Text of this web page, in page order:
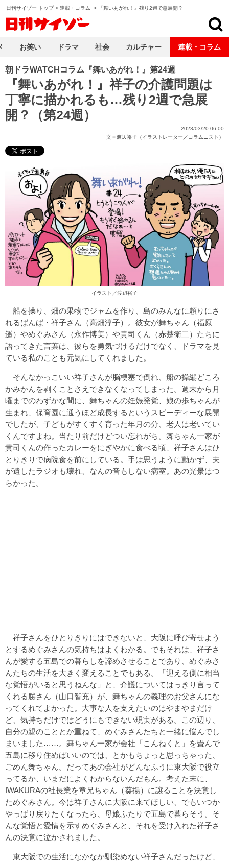
日刊サイゾー トップ> 連載・コラム > 『舞いあがれ！』残り2週で急展開？
朝ドラWATCHコラム『舞いあがれ！』第24週
『舞いあがれ！』祥子の介護問題は
丁寧に描かれるも…残り2週で急展
開？（第24週）
2023/03/20 06:00
文＝渡辺裕子（イラストレーター／コラムニスト）
イラスト／渡辺裕子
船を操り、畑の果物でジャムを作り、島のみんなに頼りにさ
れるばんば・祥子さん（高畑淳子）。彼女が舞ちゃん（福原
遥）やめぐみさん（永作博美）や貴司くん（赤楚衛二）たちに
語ってきた言葉は、彼らを勇気づけるだけでなく、ドラマを見
ている私のことも元気にしてくれました。
そんなかっこいい祥子さんが脳梗塞で倒れ、船の操縦どころ
かみかんを剥くことさえできなくなってしまった。週末から月
曜までのわずかな間に、舞ちゃんの妊娠発覚、娘の歩ちゃんが
生まれ、保育園に通うほど成長するというスピーディーな展開
でしたが、子どもがすくすく育った年月の分、老人は老いてい
くんですよね。当たり前だけどつい忘れがち。舞ちゃん一家が
貴司くんの作ったカレーをにぎやかに食べる頃、祥子さんはひ
とりきりで病院食を前にしている。手は思うように動かず、夫
が遺したラジオも壊れ、なんの音もしない病室。あの光景はつ
らかった。
祥子さんをひとりきりにはできないと、大阪に呼び寄せよう
とするめぐみさんの気持ちはよくわかる。でもそれは、祥子さ
んが愛する五島での暮らしを諦めさせることであり、めぐみさ
んたちの生活を大きく変えることでもある。「迎える側に相当
な覚悟がいると思うねんな」と、介護についてはっきり言って
くれる勝さん（山口智充）が、舞ちゃんの義理のお父さんにな
ってくれてよかった。大事な人を支えたいのはやまやまだけ
ど、気持ちだけではどうにもできない現実がある。この辺り、
自分の親のこととか重ねて、めぐみさんたちと一緒に悩んでし
まいました……。舞ちゃん一家が会社「こんねくと」を畳んで
五島に移り住めばいいのでは、とかもちょっと思っちゃった、
ごめん舞ちゃん。だってあの会社がどんなふうに東大阪で役立
ってるか、いまだによくわからないんだもん。考えた末に、
IWAKURAの社長業を章兄ちゃん（葵揚）に譲ることを決意し
ためぐみさん。今は祥子さんに大阪に来てほしい、でもいつか
やっぱり戻りたくなったら、母娘ふたりで五島で暮らそう。そ
んな覚悟と愛情を示すめぐみさんと、それを受け入れた祥子さ
んの決意に泣かされました。
東大阪での生活になかなか馴染めない祥子さんだったけど、
お笑い ドラマ 社会 カルチャー 連載・コラム